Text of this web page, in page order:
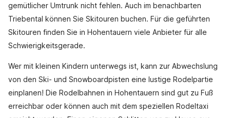
gemütlicher Umtrunk nicht fehlen. Auch im benachbarten
Triebental können Sie Skitouren buchen. Für die geführten
Skitouren finden Sie in Hohentauern viele Anbieter für alle
Schwierigkeitsgerade.
Wer mit kleinen Kindern unterwegs ist, kann zur Abwechslung
von den Ski- und Snowboardpisten eine lustige Rodelpartie
einplanen! Die Rodelbahnen in Hohentauern sind gut zu Fuß
erreichbar oder können auch mit dem speziellen Rodeltaxi